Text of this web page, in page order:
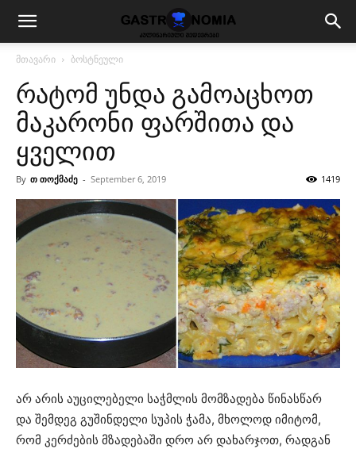
მთავარი ბოსტნეული
რატომ უნდა გამოაცხოთ
მაკარონი ფარშითა და
ყველით
By თ თოქმაძე - September 6, 2019 1419
არ არის აუცილებელი საჭმლის მომზადება წინასწარ
და შემდეგ გუშინდელი სუპის ჭამა, მხოლოდ იმიტომ,
რომ კერძების მზადებაში დრო არ დახარჯოთ, რადგან